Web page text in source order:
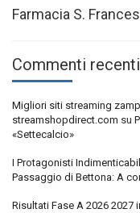
Farmacia S.
Commenti recenti
Migliori siti streaming
streamshopdirect.com su
«Settecalcio»
I Protagonisti
Passaggio di Bettona: A
Risultati Fase A 2026